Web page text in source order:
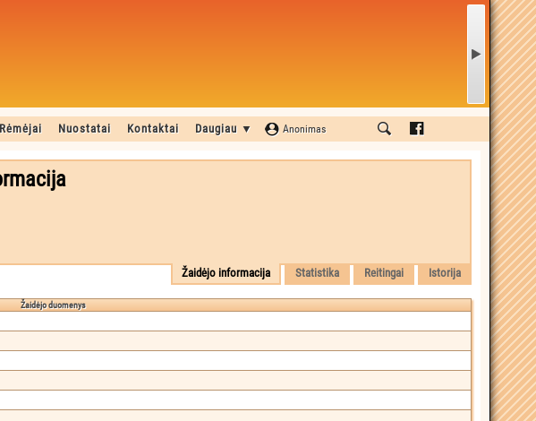
Rėmėjai Nuostatai Kontaktai Daugiau ▼ Anonimas
Žaidėjo informacija Statistika Reitingai Istorija
Žaidėjo duomenys